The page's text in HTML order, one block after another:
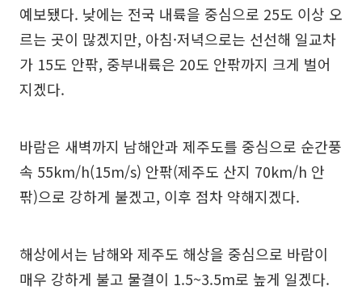
예보됐다. 낮에는 전국 내륙을 중심으로 25도 이상 오
르는 곳이 많겠지만, 아침·저녁으로는 선선해 일교차
가 15도 안팎, 중부내륙은 20도 안팎까지 크게 벌어
지겠다.
바람은 새벽까지 남해안과 제주도를 중심으로 순간풍
속 55km/h(15m/s) 안팎(제주도 산지 70km/h 안
팎)으로 강하게 불겠고, 이후 점차 약해지겠다.
해상에서는 남해와 제주도 해상을 중심으로 바람이
매우 강하게 불고 물결이 1.5~3.5m로 높게 일겠다.